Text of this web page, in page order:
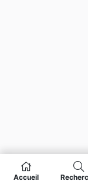
Accueil